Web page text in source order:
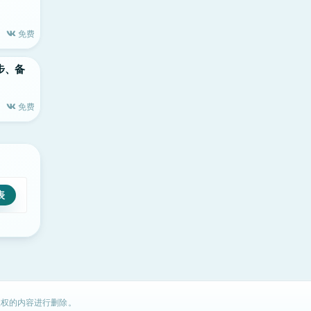
免费
、备
免费
的内容进行删除。